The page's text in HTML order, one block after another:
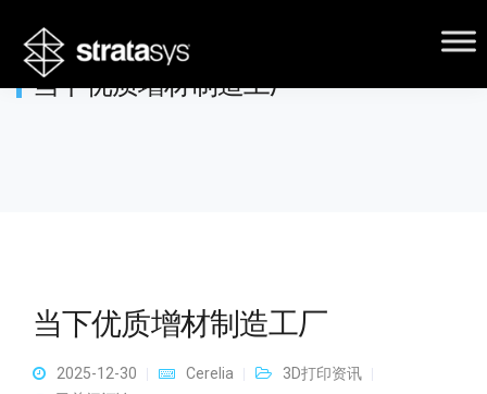
当下优质增材制造工厂
当下优质增材制造工厂
2025-12-30 Cerelia
3D打印资讯